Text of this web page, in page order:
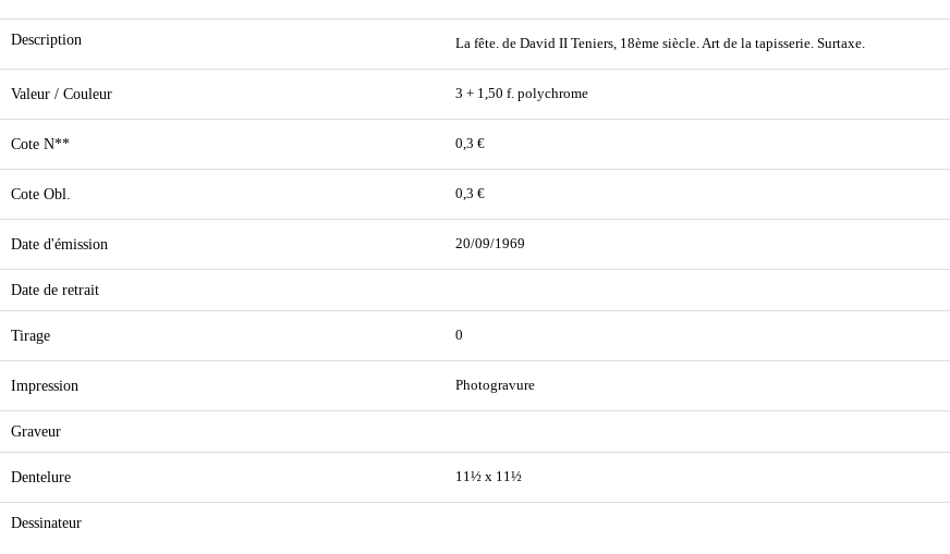
Description La fête. de David II Teniers, 18ème siècle. Art de la tapisserie. Surtaxe.
Valeur / Couleur 3 + 1,50 f. polychrome
Cote N** 0,3 €
Cote Obl. 0,3 €
Date d'émission 20/09/1969
Date de retrait
Tirage 0
Impression Photogravure
Graveur
Dentelure 11½ x 11½
Dessinateur